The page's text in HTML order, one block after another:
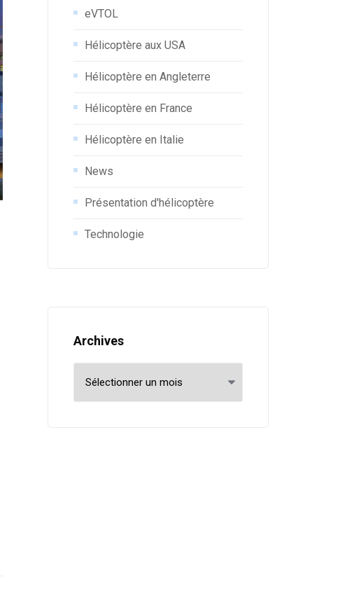
eVTOL
Hélicoptère aux USA
Hélicoptère en Angleterre
Hélicoptère en France
Hélicoptère en Italie
News
Présentation d'hélicoptère
Technologie
Archives